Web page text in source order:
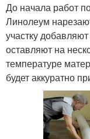
До начала работ
Линолеум
участку
оставляют на
температуре
будет аккуратно